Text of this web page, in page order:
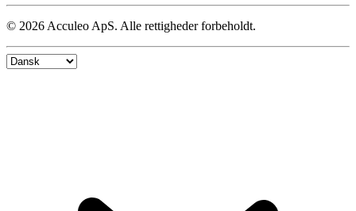
© 2026 Acculeo ApS. Alle rettigheder forbeholdt.